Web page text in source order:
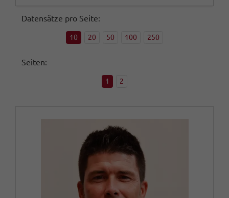
Datensätze pro Seite:
10 20 50 100 250
Seiten:
1 2